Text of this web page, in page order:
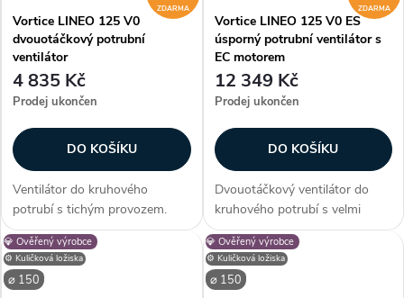
ZDARMA
Vortice LINEO 125 V0
dvouotáčkový potrubní
ventilátor
4 835 Kč
Prodej ukončen
DO KOŠÍKU
Ventilátor do kruhového
potrubí s tichým provozem.
Dvouotáčkový AC motor s
dlouhou životností a tepelnou
ochranou. Kuličková ložiska.
Krytí IPX4. Průměr 125 mm.
ZDARMA
Vortice LINEO 125 V0 ES
úsporný potrubní ventilátor s
EC motorem
12 349 Kč
Prodej ukončen
DO KOŠÍKU
Dvouotáčkový ventilátor do
kruhového potrubí s velmi
tichým provozem. Úsporný
bezkartáčový motor s dlouhou
životností. Kuličková ložiska.
Krytí IPX4. Průměr 125 mm.
⚙️ Kuličková ložiska
⌀ 150
💎 Ověřený výrobce
⚙️ Kuličková ložiska
⌀ 150
💎 Ověřený výrobce